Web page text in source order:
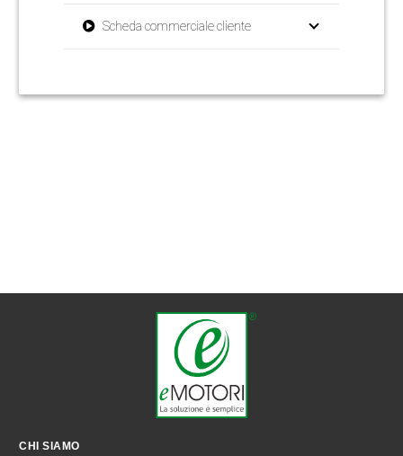
Scheda commerciale cliente
CHI SIAMO